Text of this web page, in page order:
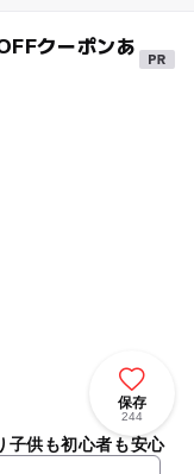
クーポンあ
保存
244
子供も初心者も安心